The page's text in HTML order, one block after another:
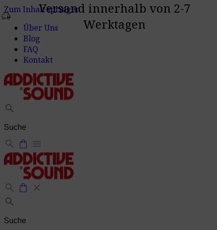
Zum Inhalt springen
delivery_truck_speed
Versand innerhalb von 2-7
Werktagen
Über Uns
Blog
FAQ
Kontakt
search
search shopping_bag menu
search shopping_bag close
search